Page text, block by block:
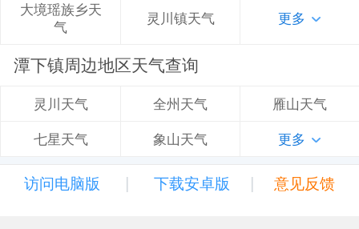
大境瑶族乡天
气
灵川镇天气 更多
潭下镇周边地区天气查询
灵川天气 全州天气 雁山天气
七星天气 象山天气 更多
访问电脑版 | 下载安卓版 | 意见反馈